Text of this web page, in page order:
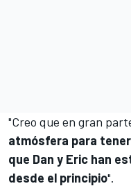
"Creo que en gran
atmósfera para
que Dan y Eric han
desde el principio".